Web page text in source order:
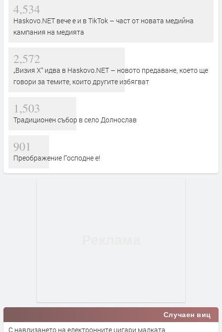
4,534
Haskovo.NET вече е и в TikTok – част от новата медийна
кампания на медията
2,572
„Визия Х“ идва в Haskovo.NET – новото предаване, което ще
говори за темите, които другите избягват
1,503
Традиционен събор в село Долнослав
901
Преображение Господне е!
Случаен виц
С навлизането на електронните цигари малката